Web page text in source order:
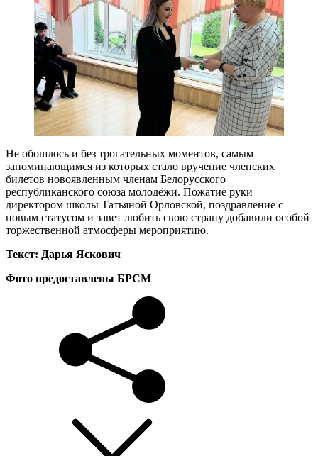
Не обошлось и без трогательных моментов, самым
запоминающимся из которых стало вручение членских
билетов новоявленным членам Белорусского
республиканского союза молодёжи. Пожатие руки
директором школы Татьяной Орловской, поздравление с
новым статусом и завет любить свою страну добавили особой
торжественной атмосферы мероприятию.
Текст: Дарья Яскович
Фото предоставлены БРСМ